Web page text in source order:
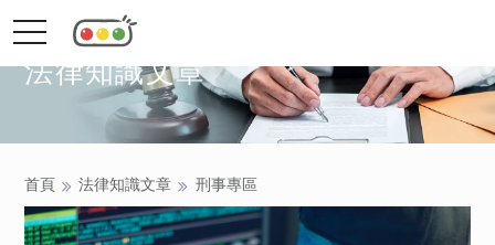
toggle
法律知識文章
首頁 法律知識文章 刑事專區